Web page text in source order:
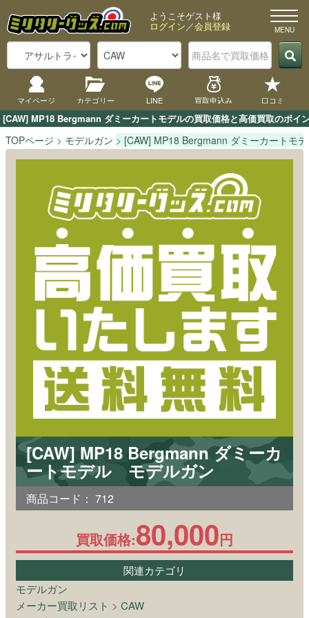
[CAW] MP18 Bergmann ダミーカートモデルの買取価格と高価買取のポ
ようこそゲスト様
ログイン／会員登録
マイページ カテゴリー LINE 買取申込み 口コミ
TOPページ モデルガン [CAW] MP18 Bergmann ダミーカートモ
[CAW] MP18 Bergmann ダミーカ
ートモデル モデルガン
商品コード： 712
買取価格:80,000円
関連カテゴリ
モデルガン
メーカー買取リスト > CAW